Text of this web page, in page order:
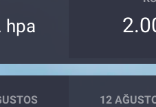
hpa
12